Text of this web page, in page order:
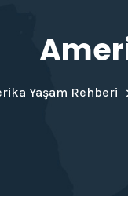
Yaşam Rehberi